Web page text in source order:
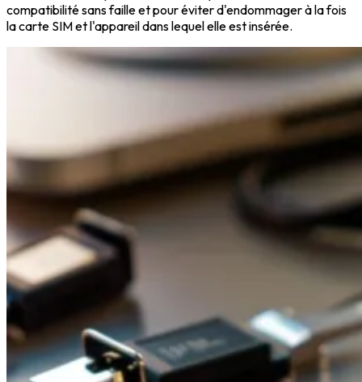
compatibilité sans faille et pour éviter d'endommager à la fois
la carte SIM et l'appareil dans lequel elle est insérée.